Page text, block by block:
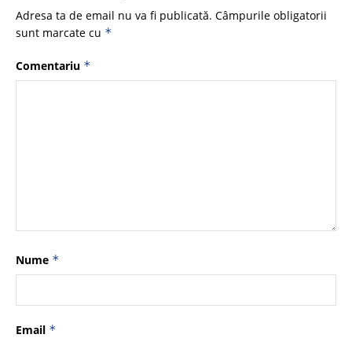
Adresa ta de email nu va fi publicată. Câmpurile obligatorii
sunt marcate cu *
Comentariu *
Nume *
Email *